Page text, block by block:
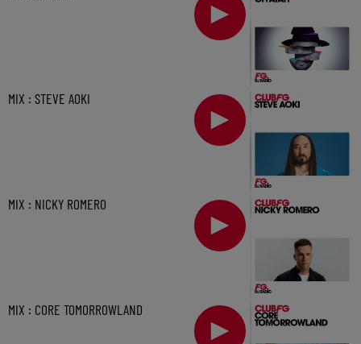
MIX : STEVE AOKI
MIX : NICKY ROMERO
MIX : CORE TOMORROWLAND